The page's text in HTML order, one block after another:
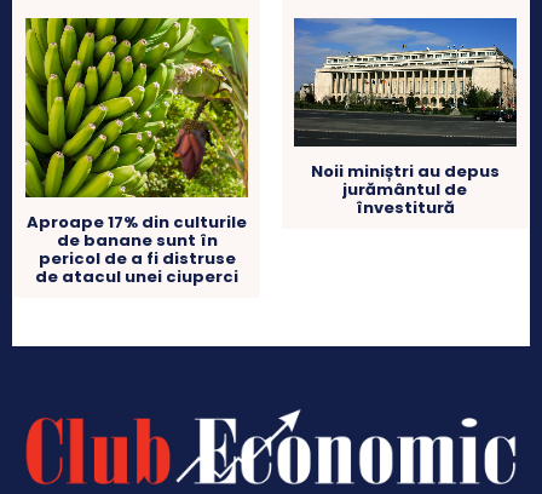
Aproape 17% din culturile
de banane sunt în
pericol de a fi distruse
de atacul unei ciuperci
Noii miniștri au depus
jurământul de
învestitură